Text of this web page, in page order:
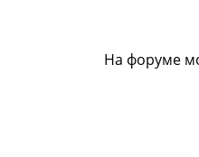
На форуме